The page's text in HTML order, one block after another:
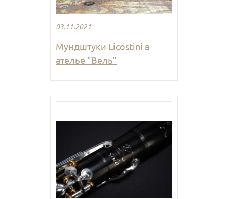
03.11.2021
Мундштуки Licostini в
ателье "Вель"